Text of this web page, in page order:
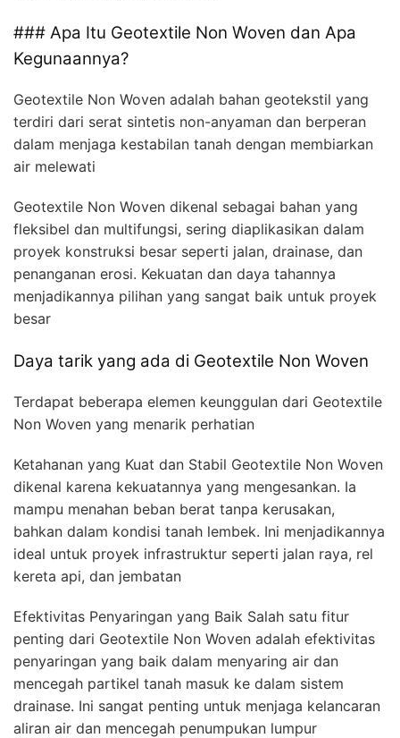
### Apa Itu Geotextile Non Woven dan Apa
Kegunaannya?
Geotextile Non Woven adalah bahan geotekstil yang
terdiri dari serat sintetis non-anyaman dan berperan
dalam menjaga kestabilan tanah dengan membiarkan
air melewati
Geotextile Non Woven dikenal sebagai bahan yang
fleksibel dan multifungsi, sering diaplikasikan dalam
proyek konstruksi besar seperti jalan, drainase, dan
penanganan erosi. Kekuatan dan daya tahannya
menjadikannya pilihan yang sangat baik untuk proyek
besar
Daya tarik yang ada di Geotextile Non Woven
Terdapat beberapa elemen keunggulan dari Geotextile
Non Woven yang menarik perhatian
Ketahanan yang Kuat dan Stabil Geotextile Non Woven
dikenal karena kekuatannya yang mengesankan. Ia
mampu menahan beban berat tanpa kerusakan,
bahkan dalam kondisi tanah lembek. Ini menjadikannya
ideal untuk proyek infrastruktur seperti jalan raya, rel
kereta api, dan jembatan
Efektivitas Penyaringan yang Baik Salah satu fitur
penting dari Geotextile Non Woven adalah efektivitas
penyaringan yang baik dalam menyaring air dan
mencegah partikel tanah masuk ke dalam sistem
drainase. Ini sangat penting untuk menjaga kelancaran
aliran air dan mencegah penumpukan lumpur